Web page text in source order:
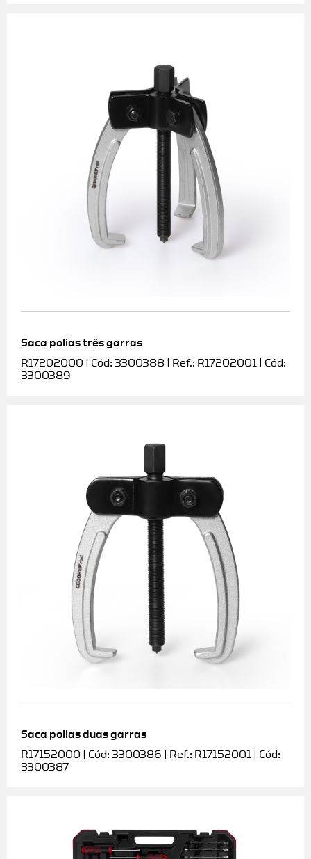
Saca polias três garras
R17202000 | Cód: 3300388 | Ref.: R17202001 | Cód:
3300389
Saca polias duas garras
R17152000 | Cód: 3300386 | Ref.: R17152001 | Cód:
3300387